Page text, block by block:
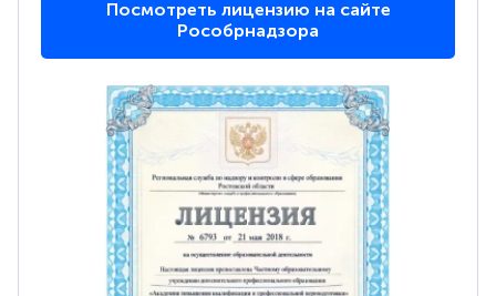
Посмотреть лицензию на сайте
Рособрнадзора